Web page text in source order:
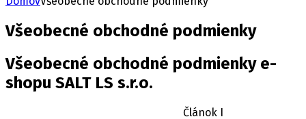
Všeobecné obchodné podmienky
Všeobecné obchodné podmienky e-
shopu SALT LS s.r.o.
Článok I